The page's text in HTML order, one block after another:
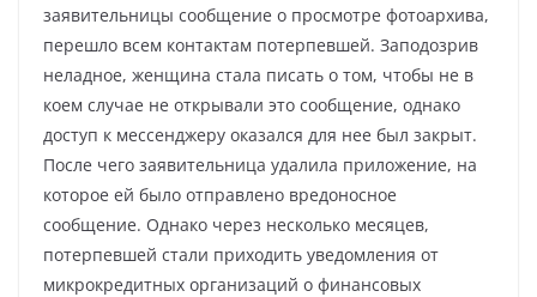
заявительницы сообщение о просмотре фотоархива,
перешло всем контактам потерпевшей. Заподозрив
неладное, женщина стала писать о том, чтобы не в
коем случае не открывали это сообщение, однако
доступ к мессенджеру оказался для нее был закрыт.
После чего заявительница удалила приложение, на
которое ей было отправлено вредоносное
сообщение. Однако через несколько месяцев,
потерпевшей стали приходить уведомления от
микрокредитных организаций о финансовых